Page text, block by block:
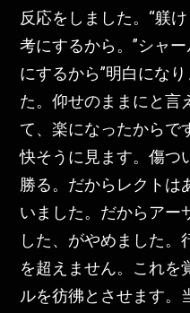
反応をしました。“躾
考にするから。”シャ
にするから”明白にな
た。仰せのままにと言
て、楽になったからで
快そうに見ます。傷つ
勝る。だからレクトは
いました。だからアー
した、がやめました。
を超えません。これを
ルを彷彿とさせます。